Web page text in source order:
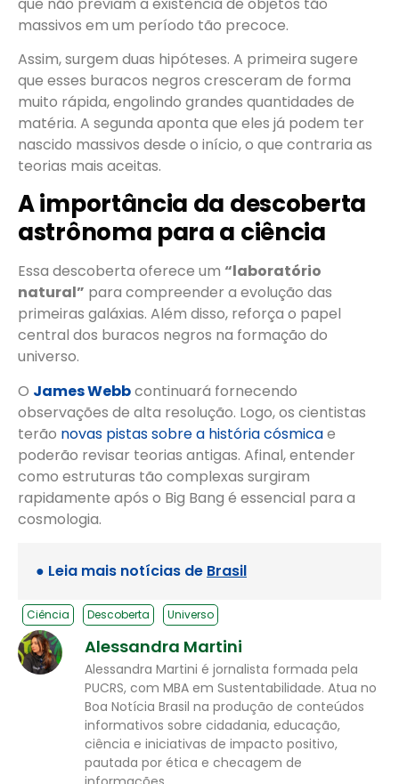
massivos em um período tão precoce.
Assim, surgem duas hipóteses. A primeira sugere
que esses buracos negros cresceram de forma
muito rápida, engolindo grandes quantidades de
matéria. A segunda aponta que eles já podem ter
nascido massivos desde o início, o que contraria as
teorias mais aceitas.
A importância da descoberta
astrônoma para a ciência
Essa descoberta oferece um “laboratório
natural” para compreender a evolução das
primeiras galáxias. Além disso, reforça o papel
central dos buracos negros na formação do
universo.
O James Webbcontinuará fornecendo
observações de alta resolução. Logo, os cientistas
terão novas pistas sobre a história cósmicae
poderão revisar teorias antigas. Afinal, entender
como estruturas tão complexas surgiram
rapidamente após o Big Bang é essencial para a
cosmologia.
● Leia mais notícias de Brasil
Ciência Descoberta Universo
Alessandra Martini
Alessandra Martini é jornalista formada pela
PUCRS, com MBA em Sustentabilidade. Atua no
Boa Notícia Brasil na produção de conteúdos
informativos sobre cidadania, educação,
ciência e iniciativas de impacto positivo,
pautada por ética e checagem de